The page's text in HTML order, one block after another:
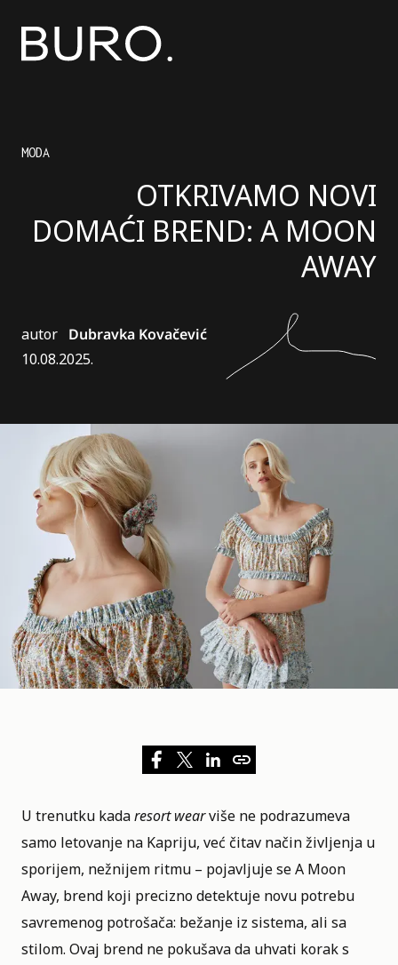
MODA
OTKRIVAMO NOVI
DOMAĆI BREND: A MOON
AWAY
autor Dubravka Kovačević
10.08.2025.
U trenutku kadaresort wearviše ne podrazumeva
samo letovanje na Kapriju, već čitav način življenja u
sporijem, nežnijem ritmu – pojavljuje se A Moon
Away, brend koji precizno detektuje novu potrebu
savremenog potrošača: bežanje iz sistema, ali sa
stilom. Ovaj brend ne pokušava da uhvati korak s